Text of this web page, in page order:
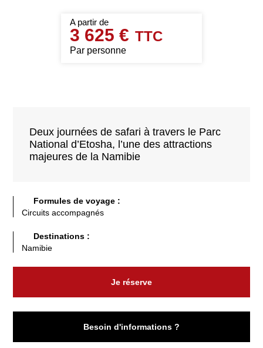
3 625 €
Par personne
Deux journées de safari à travers le Parc
National d’Etosha, l’une des attractions
majeures de la Namibie
Formules de voyage :
Circuits accompagnés
Destinations :
Namibie
Je réserve
Besoin d'informations ?